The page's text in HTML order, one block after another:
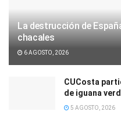
La destrucción de
chacales
6 AGOSTO, 2026
CUCosta
de iguana
5 AGOSTO, 2026